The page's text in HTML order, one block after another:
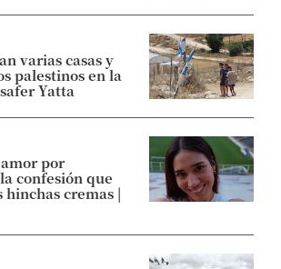
varias casas y
palestinos en la
Yatta
por
confesión que
hinchas cremas |